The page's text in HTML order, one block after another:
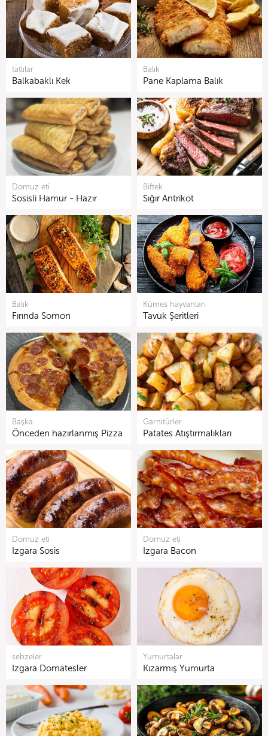
tatlılar
Balkabaklı Kek
Balık
Pane Kaplama Balık
Domuz eti
Sosisli Hamur - Hazır
Biftek
Sığır Antrikot
Balık
Fırında Somon
Kümes hayvanları
Tavuk Şeritleri
Başka
Önceden hazırlanmış Pizza
Garnitürler
Patates Atıştırmalıkları
Domuz eti
Izgara Sosis
Domuz eti
Izgara Bacon
sebzeler
Izgara Domatesler
Yumurtalar
Kızarmış Yumurta